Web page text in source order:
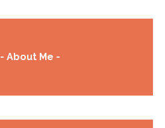
- About Me -